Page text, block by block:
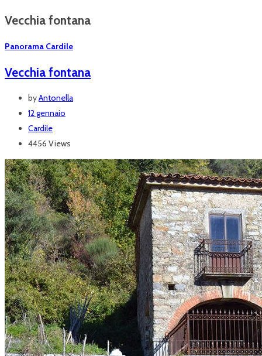
Vecchia fontana
Panorama Cardile
Vecchia fontana
byAntonella
12 gennaio
Cardile
4456 Views